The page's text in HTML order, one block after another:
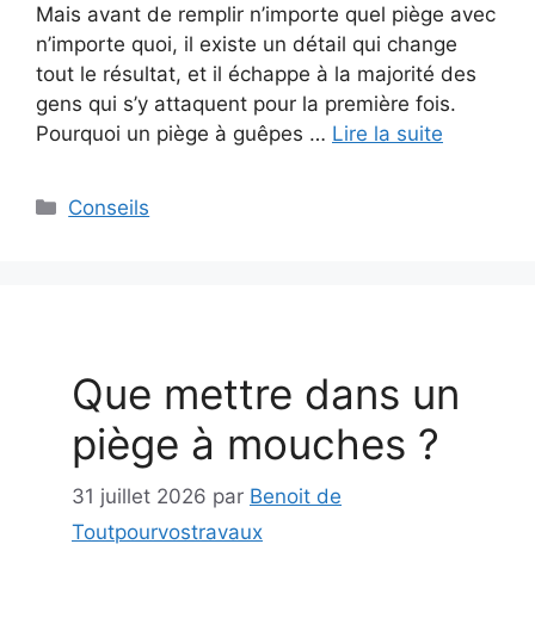
Mais avant de remplir n’importe quel piège avec
n’importe quoi, il existe un détail qui change
tout le résultat, et il échappe à la majorité des
gens qui s’y attaquent pour la première fois.
Pourquoi un piège à guêpes … Lire la suite
Catégories
Conseils
Que mettre dans un
piège à mouches ?
31 juillet 2026 par Benoit de
Toutpourvostravaux